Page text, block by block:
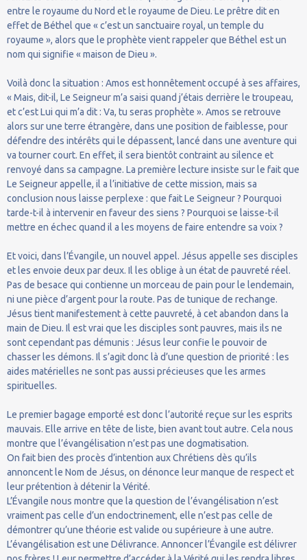
entre le royaume du Nord et le royaume de Dieu. Le prêtre dit en
effet de Béthel que « c’est un sanctuaire royal, un temple du
royaume », alors que le prophète vient rappeler que Béthel est un
nom qui signifie « maison de Dieu ».
Voilà donc la situation : Amos est honnêtement occupé à ses affaires,
« Mais, dit-il, Le Seigneur m’a saisi quand j’étais derrière le troupeau,
et c’est Lui qui m’a dit : Va, tu seras prophète ». Amos se retrouve
alors sur une terre étrangère, dans une position de faiblesse, pour
défendre des intérêts qui le dépassent, lancé dans une aventure qui
va tourner court. En effet, il sera bientôt contraint au silence et
renvoyé dans sa campagne. La première lecture insiste sur le fait que
Le Seigneur appelle, il a l’initiative de cette mission, mais sa
conclusion nous laisse perplexe : que fait Le Seigneur ? Pourquoi
tarde-t-il à intervenir en faveur des siens ? Pourquoi se laisse-t-il
mettre en échec quand il a les moyens de faire entendre sa voix ?
Et voici, dans l’Évangile, un nouvel appel. Jésus appelle ses disciples
et les envoie deux par deux. Il les oblige à un état de pauvreté réel.
Pas de besace qui contienne un morceau de pain pour le lendemain,
ni une pièce d’argent pour la route. Pas de tunique de rechange.
Jésus tient manifestement à cette pauvreté, à cet abandon dans la
main de Dieu. Il est vrai que les disciples sont pauvres, mais ils ne
sont cependant pas démunis : Jésus leur confie le pouvoir de
chasser les démons. Il s’agit donc là d’une question de priorité : les
aides matérielles ne sont pas aussi précieuses que les armes
spirituelles.
Le premier bagage emporté est donc l’autorité reçue sur les esprits
mauvais. Elle arrive en tête de liste, bien avant tout autre. Cela nous
montre que l’évangélisation n’est pas une dogmatisation.
On fait bien des procès d’intention aux Chrétiens dès qu’ils
annoncent le Nom de Jésus, on dénonce leur manque de respect et
leur prétention à détenir la Vérité.
L’Évangile nous montre que la question de l’évangélisation n’est
vraiment pas celle d’un endoctrinement, elle n’est pas celle de
démontrer qu’une théorie est valide ou supérieure à une autre.
L’évangélisation est une Délivrance. Annoncer l’Évangile est délivrer